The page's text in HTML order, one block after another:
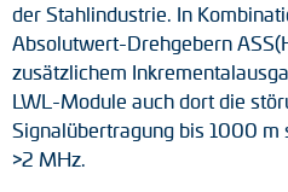
der Stahlindustrie. In
Absolutwert-Drehgebern
zusätzlichem
LWL-Module auch dort die
Signalübertragung bis 1000 m
>2 MHz.